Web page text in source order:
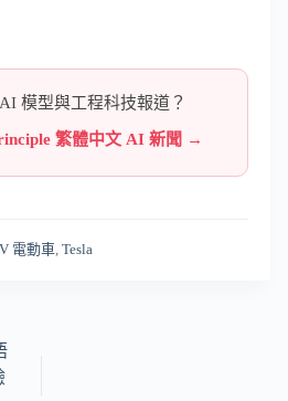
模型與工程科技報道？
繁體中文 AI 新聞 →
電動車, Tesla